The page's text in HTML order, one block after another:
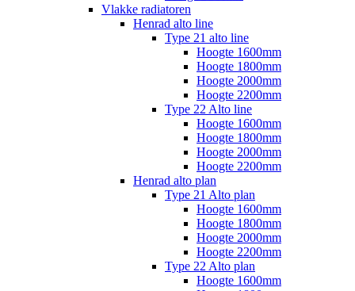
Vlakke radiatoren
Henrad alto line
Type 21 alto line
Hoogte 1600mm
Hoogte 1800mm
Hoogte 2000mm
Hoogte 2200mm
Type 22 Alto line
Hoogte 1600mm
Hoogte 1800mm
Hoogte 2000mm
Hoogte 2200mm
Henrad alto plan
Type 21 Alto plan
Hoogte 1600mm
Hoogte 1800mm
Hoogte 2000mm
Hoogte 2200mm
Type 22 Alto plan
Hoogte 1600mm